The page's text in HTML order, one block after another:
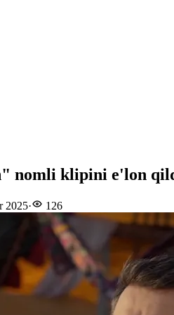
nomli klipini e'lon
2025· 126